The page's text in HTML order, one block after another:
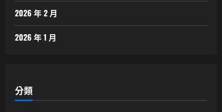
2026 年 2 月
2026 年 1 月
分類